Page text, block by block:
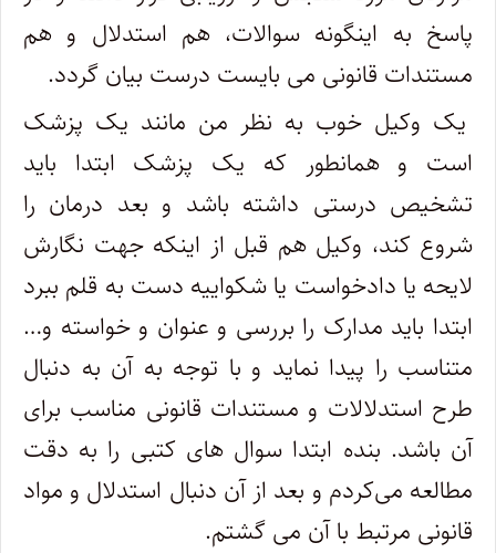
پاسخ به اینگونه سوالات، هم استدلال و هم
مستندات قانونی می بایست درست بیان گردد.
یک وکیل خوب به نظر من مانند یک پزشک
است و همانطور که یک پزشک ابتدا باید
تشخیص درستی داشته باشد و بعد درمان را
شروع کند، وکیل هم قبل از اینکه جهت نگارش
لایحه یا دادخواست یا شکواییه دست به قلم ببرد
ابتدا باید مدارک را بررسی و عنوان و خواسته و…
متناسب را پیدا نماید و با توجه به آن به دنبال
طرح استدلالات و مستندات قانونی مناسب برای
آن باشد. بنده ابتدا سوال های کتبی را به دقت
مطالعه می‌کردم و بعد از آن دنبال استدلال و مواد
قانونی مرتبط با آن می گشتم.